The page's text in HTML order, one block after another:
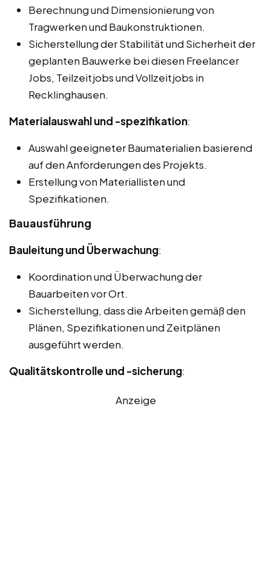
Berechnung und Dimensionierung von
Tragwerken und Baukonstruktionen.
Sicherstellung der Stabilität und Sicherheit der
geplanten Bauwerke bei diesen Freelancer
Jobs, Teilzeitjobs und Vollzeitjobs in
Recklinghausen.
Materialauswahl und -spezifikation:
Auswahl geeigneter Baumaterialien basierend
auf den Anforderungen des Projekts.
Erstellung von Materiallisten und
Spezifikationen.
Bauausführung
Bauleitung und Überwachung:
Koordination und Überwachung der
Bauarbeiten vor Ort.
Sicherstellung, dass die Arbeiten gemäß den
Plänen, Spezifikationen und Zeitplänen
ausgeführt werden.
Qualitätskontrolle und -sicherung:
Anzeige